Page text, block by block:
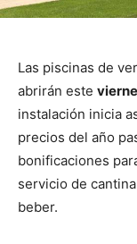
Las piscinas de
abrirán este
instalación inicia
precios del año
bonificaciones
servicio de
beber.